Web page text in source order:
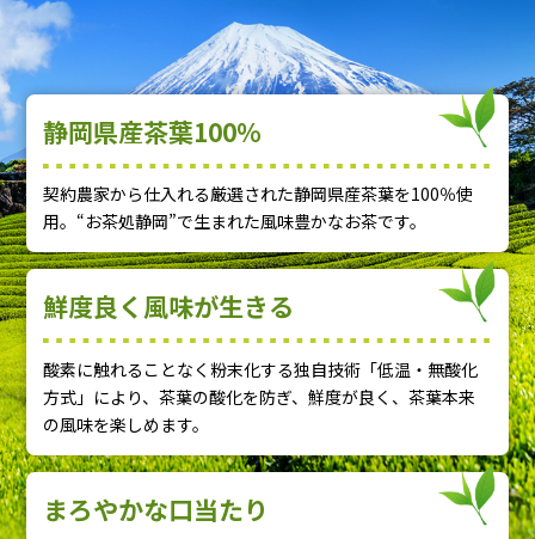
静岡県産茶葉100％
契約農家から仕入れる厳選された静岡県産茶葉を100％使
用。“お茶処静岡”で生まれた風味豊かなお茶です。
鮮度良く風味が生きる
酸素に触れることなく粉末化する独自技術「低温・無酸化
方式」により、茶葉の酸化を防ぎ、鮮度が良く、茶葉本来
の風味を楽しめます。
まろやかな口当たり
贈り物
おすすめ商品
人気商品
定期便
商品一覧
なのの茶について